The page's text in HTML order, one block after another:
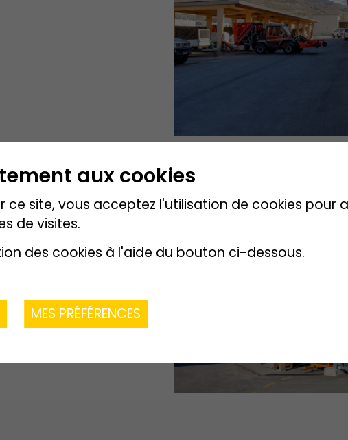
: M. Jonathan
aux cookies
ce site, vous acceptez l'utilisation de cookies pour
de visites.
des cookies à l'aide du bouton ci-dessous.
MES PRÉFÉRENCES